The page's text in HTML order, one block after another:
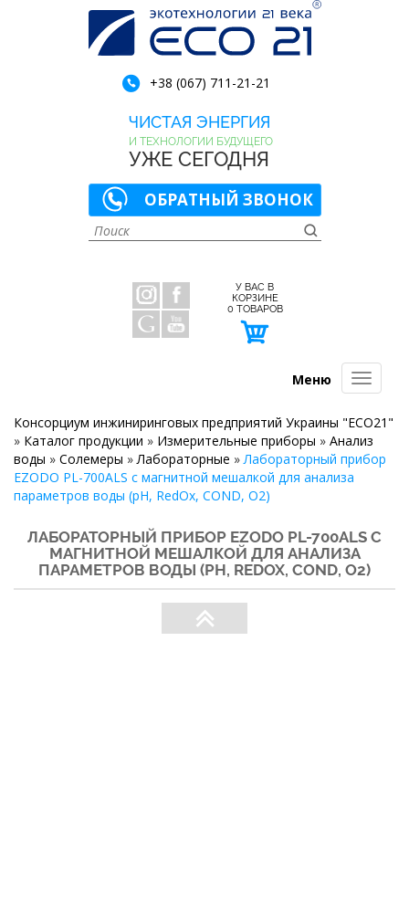
+38 (067) 711-21-21
ЧИСТАЯ ЭНЕРГИЯ
И ТЕХНОЛОГИИ БУДУЩЕГО
УЖЕ СЕГОДНЯ
ОБРАТНЫЙ ЗВОНОК
У ВАС В
КОРЗИНЕ
0 ТОВАРОВ
Меню
Консорциум инжиниринговых предприятий Украины "ECO21"
» Каталог продукции » Измерительные приборы » Анализ
воды » Солемеры »Лабораторные »Лабораторный прибор
EZODO PL-700ALS с магнитной мешалкой для анализа
параметров воды (рН, RedOx, COND, O2)
ЛАБОРАТОРНЫЙ ПРИБОР EZODO PL-700ALS С
МАГНИТНОЙ МЕШАЛКОЙ ДЛЯ АНАЛИЗА
ПАРАМЕТРОВ ВОДЫ (РН, REDOX, COND, O2)